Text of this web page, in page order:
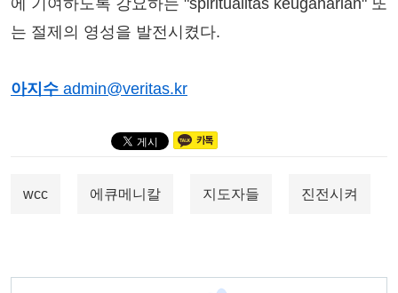
는 절제의 영성을 발전시켰다.
아지수 admin@veritas.kr
wcc 에큐메니칼 지도자들 진전시켜